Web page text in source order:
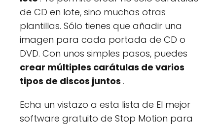
de CD en lote, sino muchas otras
plantillas. Sólo tienes que añadir una
imagen para cada portada de CD o
DVD. Con unos simples pasos, puedes
crear múltiples carátulas de varios
tipos de discos juntos .
Echa un vistazo a esta lista de El mejor
software gratuito de Stop Motion para